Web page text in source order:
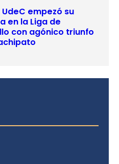
empezó su
en la Liga de
con agónico triunfo